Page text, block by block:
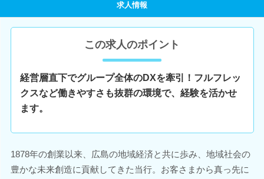
求人情報
この求人のポイント
経営層直下でグループ全体のDXを牽引！フルフレッ
クスなど働きやすさも抜群の環境で、経験を活かせ
ます。
1878年の創業以来、広島の地域経済と共に歩み、地域社会の
豊かな未来創造に貢献してきた当行。お客さまから真っ先に